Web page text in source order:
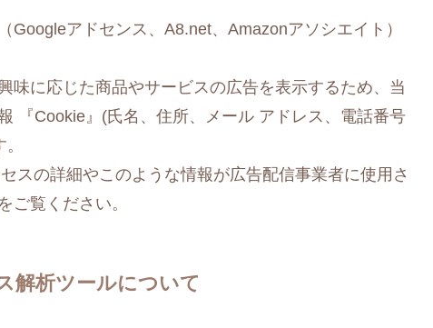
アドセンス、A8.net、Amazonアソシエイト）
味に応じた商品やサービスの広告を表示するため、当
『Cookie』(氏名、住所、メール アドレス、電話番号
スの詳細やこのような情報が広告配信事業者に使用さ
をご覧ください。
解析ツールについて